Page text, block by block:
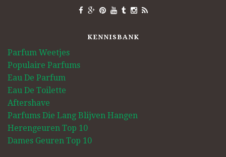
KENNISBANK
Parfum Weetjes
Populaire Parfums
Eau De Parfum
Eau De Toilette
Aftershave
Parfums Die Lang Blijven Hangen
Herengeuren Top 10
Dames Geuren Top 10